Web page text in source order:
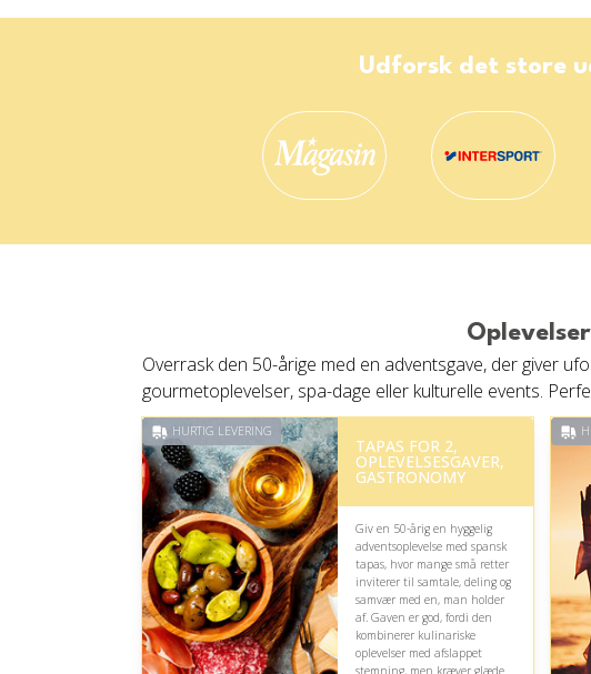
Udforsk det store
Overrask den 50-årige med en adventsgave, der giver
gourmetoplevelser, spa-dage eller kulturelle events.
HURTIG LEVERING
TAPAS FOR 2,
OPLEVELSESGAVER,
GASTRONOMY
Giv en 50-årig en hyggelig
adventsoplevelse med spansk
tapas, hvor mange små retter
inviterer til samtale, deling og
samvær med en, man holder
af. Gaven er god, fordi den
kombinerer kulinariske
oplevelser med afslappet
stemning, men kræver glæde